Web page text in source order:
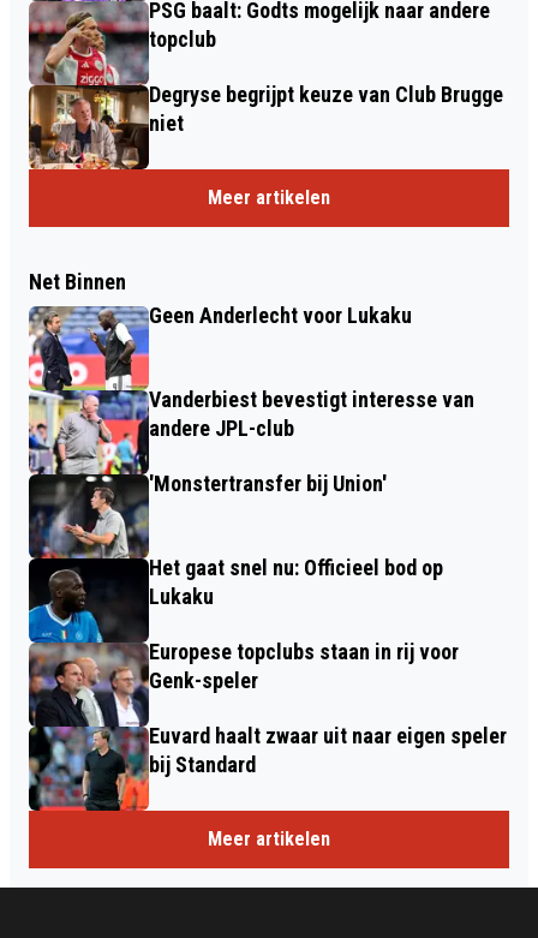
PSG baalt: Godts mogelijk naar andere
topclub
Degryse begrijpt keuze van Club Brugge
niet
Meer artikelen
Net Binnen
Geen Anderlecht voor Lukaku
Vanderbiest bevestigt interesse van
andere JPL-club
'Monstertransfer bij Union'
Het gaat snel nu: Officieel bod op
Lukaku
Europese topclubs staan in rij voor
Genk-speler
Euvard haalt zwaar uit naar eigen speler
bij Standard
Meer artikelen